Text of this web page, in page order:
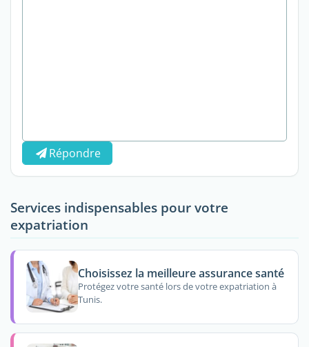
Répondre
Services indispensables pour votre
expatriation
Choisissez la meilleure assurance santé
Protégez votre santé lors de votre expatriation à
Tunis.